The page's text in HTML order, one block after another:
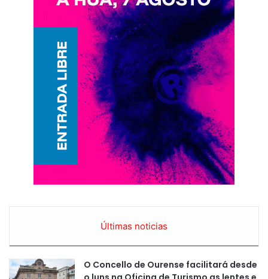
Últimas noticias
O Concello de Ourense facilitará desde